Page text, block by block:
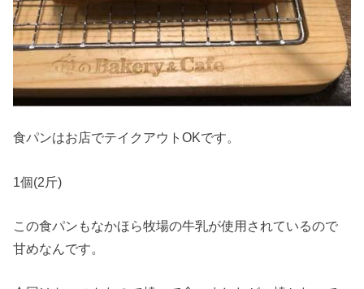
食パンはお店でテイクアウトOKです。
1個(2斤)
この食パンもなかほら牧場の牛乳が使用されているので
甘めなんです。